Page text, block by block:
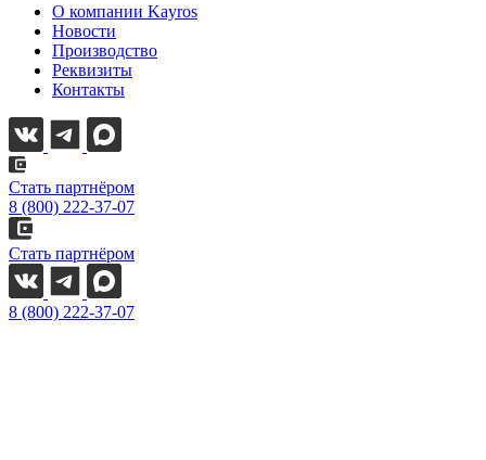
О компании Kayros
Новости
Производство
Реквизиты
Контакты
Стать партнёром
8 (800) 222-37-07
Стать партнёром
8 (800) 222-37-07